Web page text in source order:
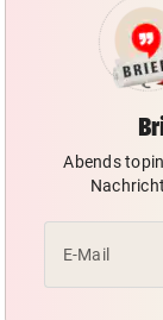
Abends
E-Mail